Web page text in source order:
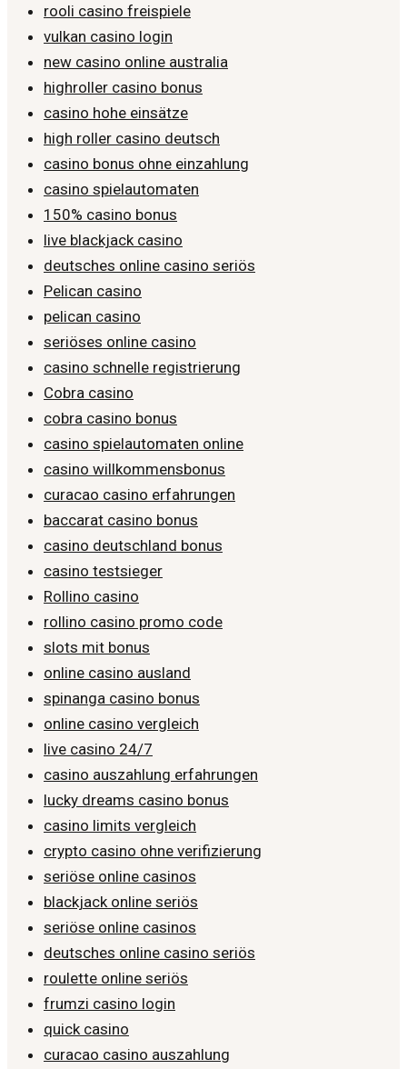
rooli casino freispiele
vulkan casino login
new casino online australia
highroller casino bonus
casino hohe einsätze
high roller casino deutsch
casino bonus ohne einzahlung
casino spielautomaten
150% casino bonus
live blackjack casino
deutsches online casino seriös
Pelican casino
pelican casino
seriöses online casino
casino schnelle registrierung
Cobra casino
cobra casino bonus
casino spielautomaten online
casino willkommensbonus
curacao casino erfahrungen
baccarat casino bonus
casino deutschland bonus
casino testsieger
Rollino casino
rollino casino promo code
slots mit bonus
online casino ausland
spinanga casino bonus
online casino vergleich
live casino 24/7
casino auszahlung erfahrungen
lucky dreams casino bonus
casino limits vergleich
crypto casino ohne verifizierung
seriöse online casinos
blackjack online seriös
seriöse online casinos
deutsches online casino seriös
roulette online seriös
frumzi casino login
quick casino
curacao casino auszahlung